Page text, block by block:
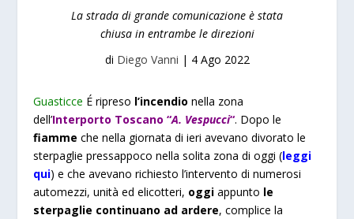
La strada di grande comunicazione è stata
chiusa in entrambe le direzioni
di Diego Vanni | 4 Ago 2022
Guasticce É ripreso l’incendio nella zona
dell’Interporto Toscano “A. Vespucci“. Dopo le
fiamme che nella giornata di ieri avevano divorato le
sterpaglie pressappoco nella solita zona di oggi (leggi
qui) e che avevano richiesto l’intervento di numerosi
automezzi, unità ed elicotteri, oggi appunto le
sterpaglie continuano ad ardere, complice la